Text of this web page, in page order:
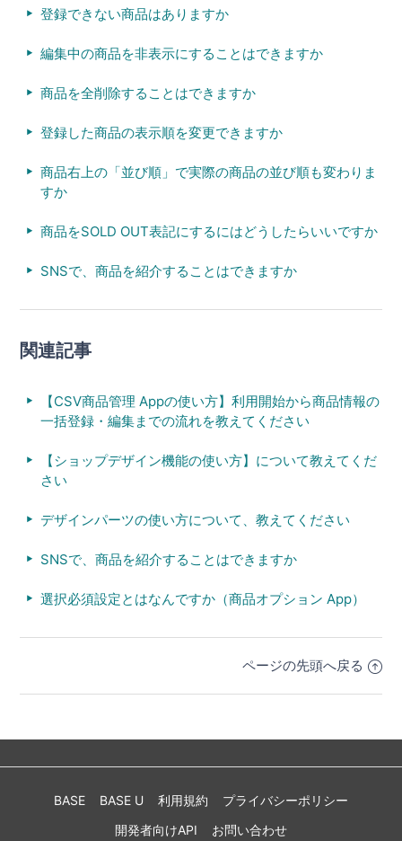
登録できない商品はありますか
編集中の商品を非表示にすることはできますか
商品を全削除することはできますか
登録した商品の表示順を変更できますか
商品右上の「並び順」で実際の商品の並び順も変わりま
すか
商品をSOLD OUT表記にするにはどうしたらいいですか
SNSで、商品を紹介することはできますか
関連記事
【CSV商品管理 Appの使い方】利用開始から商品情報の
一括登録・編集までの流れを教えてください
【ショップデザイン機能の使い方】について教えてくだ
さい
デザインパーツの使い方について、教えてください
SNSで、商品を紹介することはできますか
選択必須設定とはなんですか（商品オプション App）
ページの先頭へ戻る
BASE BASE U 利用規約
プライバシーポリシー
開発者向けAPI
お問い合わせ